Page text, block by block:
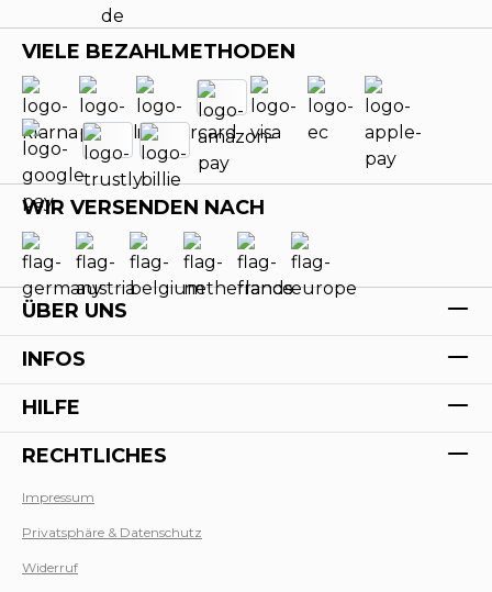
VIELE BEZAHLMETHODEN
WIR VERSENDEN NACH
ÜBER UNS
INFOS
HILFE
RECHTLICHES
Impressum
Privatsphäre & Datenschutz
Widerruf